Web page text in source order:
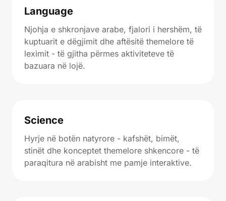
Language
Njohja e shkronjave arabe, fjalori i hershëm, të
kuptuarit e dëgjimit dhe aftësitë themelore të
leximit - të gjitha përmes aktiviteteve të
bazuara në lojë.
Science
Hyrje në botën natyrore - kafshët, bimët,
stinët dhe konceptet themelore shkencore - të
paraqitura në arabisht me pamje interaktive.